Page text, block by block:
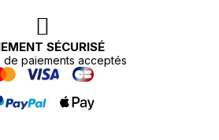
SÉCURISÉ
de paiements acceptés